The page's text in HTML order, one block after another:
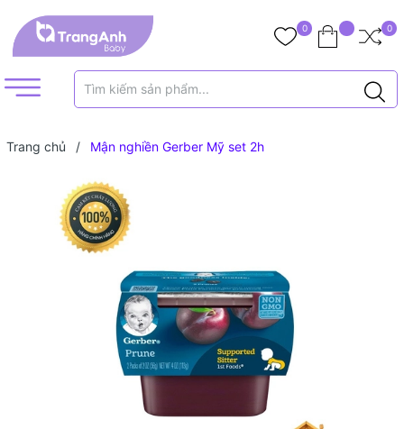
0 0
Trang chủ / Mận nghiền Gerber Mỹ set 2h